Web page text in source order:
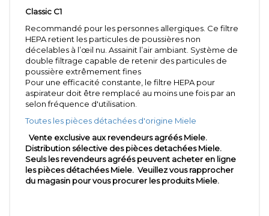
Classic C1
Recommandé pour les personnes allergiques. Ce filtre
HEPA retient les particules de poussières non
décelables à l’œil nu. Assainit l’air ambiant. Système de
double filtrage capable de retenir des particules de
poussière extrêmement fines
Pour une efficacité constante, le filtre HEPA pour
aspirateur doit être remplacé au moins une fois par an
selon fréquence d'utilisation.
Toutes les pièces détachées d'origine Miele
Vente exclusive aux revendeurs agréés Miele.
Distribution sélective des pièces detachées Miele.
Seuls les revendeurs agréés peuvent acheter en ligne
les pièces détachées Miele. Veuillez vous rapprocher
du magasin pour vous procurer les produits Miele.